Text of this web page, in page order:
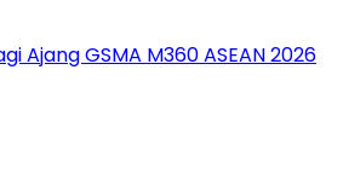
Ajang GSMA M360 ASEAN 2026